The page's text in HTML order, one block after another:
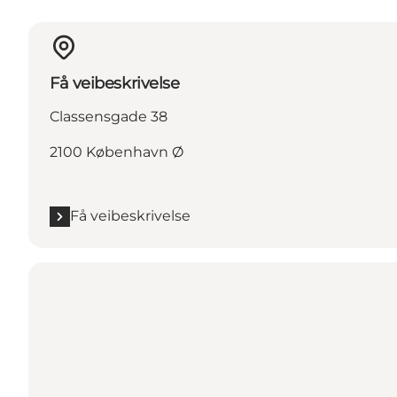
Få veibeskrivelse
Classensgade 38
2100 København Ø
Få veibeskrivelse